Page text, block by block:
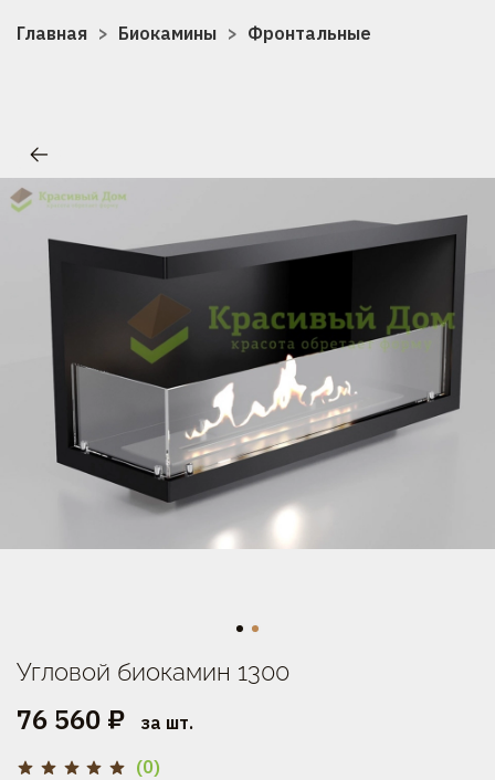
Главная Биокамины Фронтальные
(0)
Угловой биокамин 1300
76 560 ₽ за шт.